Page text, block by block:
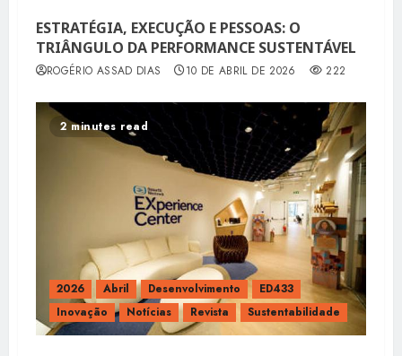
ESTRATÉGIA, EXECUÇÃO E PESSOAS: O
TRIÂNGULO DA PERFORMANCE SUSTENTÁVEL
ROGÉRIO ASSAD DIAS 10 DE ABRIL DE 2026 222
2 minutes read
2026 Abril Desenvolvimento
ED433
Inovação
Notícias Revista Sustentabilidade